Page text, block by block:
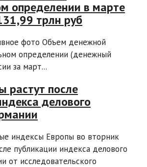
определении в марте
трлн руб
фото Объем денежной
определении (денежный
за март...
растут после
делового
индексы Европы во вторник
публикации индекса делового
от исследовательского